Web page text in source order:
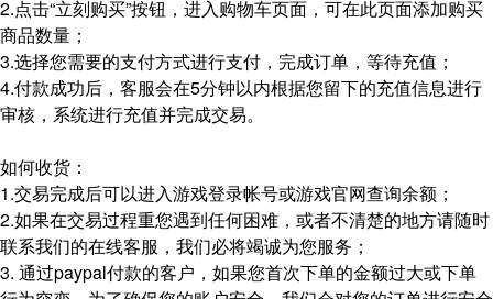
2.点击“立刻购买”按钮，进入购物车页面，可在此页面添加购买
商品数量；
3.选择您需要的支付方式进行支付，完成订单，等待充值；
4.付款成功后，客服会在5分钟以内根据您留下的充值信息进行
审核，系统进行充值并完成交易。
如何收货：
1.交易完成后可以进入游戏登录帐号或游戏官网查询余额；
2.如果在交易过程重您遇到任何困难，或者不清楚的地方请随时
联系我们的在线客服，我们必将竭诚为您服务；
3. 通过paypal付款的客户，如果您首次下单的金额过大或下单